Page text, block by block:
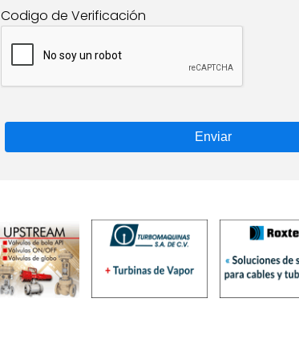
Codigo de Verificación
Enviar